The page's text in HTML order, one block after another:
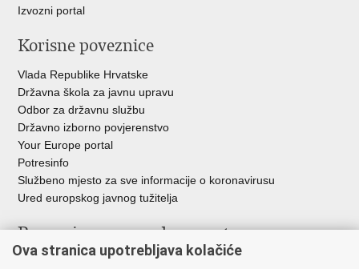
Izvozni portal
Korisne poveznice
Vlada Republike Hrvatske
Državna škola za javnu upravu
Odbor za državnu službu
Državno izborno povjerenstvo
Your Europe portal
Potresinfo
Službeno mjesto za sve informacije o koronavirusu
Ured europskog javnog tužitelja
Poveznice pravosudnog sustava
Ova stranica upotrebljava kolačiće